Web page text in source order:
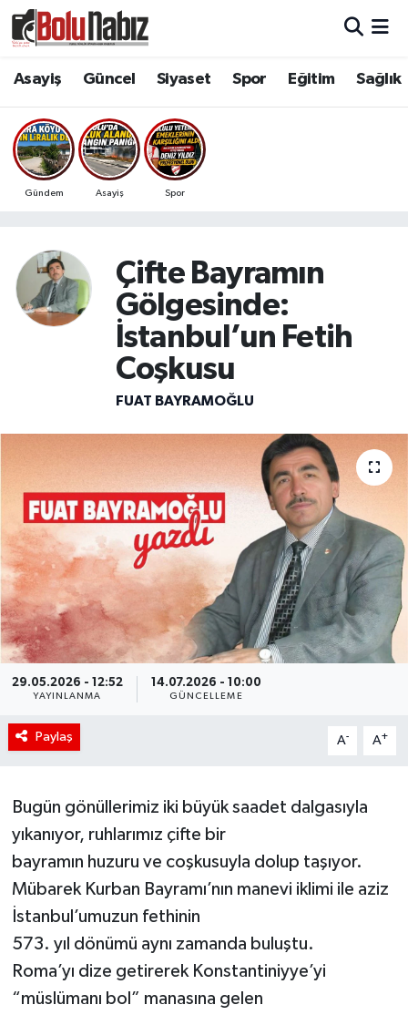
Asayiş Güncel Siyaset Spor Eğitim Sağlık
Gündem Asayiş Spor
Çifte Bayramın
Gölgesinde:
İstanbul’un Fetih
Coşkusu
FUAT BAYRAMOĞLU
29.05.2026 - 12:52
YAYINLANMA
14.07.2026 - 10:00
GÜNCELLEME
Paylaş A- A+
Bugün gönüllerimiz iki büyük saadet dalgasıyla
yıkanıyor, ruhlarımız çifte bir
bayramın huzuru ve coşkusuyla dolup taşıyor.
Mübarek Kurban Bayramı’nın manevi iklimi ile aziz
İstanbul’umuzun fethinin
573. yıl dönümü aynı zamanda buluştu.
Roma’yı dize getirerek Konstantiniyye’yi
“müslümanı bol” manasına gelen
Güncel
Bolu Hava Durumu
Bolu Namaz Vakitleri
Süper Lig Puan Durumu ve Fikstür
Tüm Manşetler
Son Dakika Haberleri
Haber Arşivi